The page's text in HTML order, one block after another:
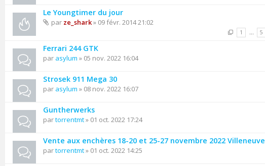
Le Youngtimer du jour
par ze_shark» 09 févr. 2014 21:02
1 … 5
Ferrari 244 GTK
par asylum » 05 nov. 2022 16:04
Strosek 911 Mega 30
par asylum » 08 nov. 2022 16:07
Guntherwerks
partorrentmt» 01 oct. 2022 17:24
Vente aux enchères 18-20 et 25-27 novembre 2022 Villeneuve
partorrentmt» 01 oct. 2022 14:25